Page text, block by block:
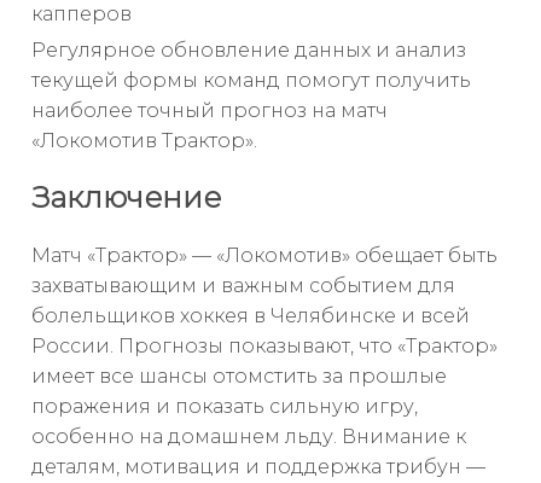
капперов
Регулярное обновление данных и анализ
текущей формы команд помогут получить
наиболее точный прогноз на матч
«Локомотив Трактор».
Заключение
Матч «Трактор» — «Локомотив» обещает быть
захватывающим и важным событием для
болельщиков хоккея в Челябинске и всей
России. Прогнозы показывают, что «Трактор»
имеет все шансы отомстить за прошлые
поражения и показать сильную игру,
особенно на домашнем льду. Внимание к
деталям, мотивация и поддержка трибун —